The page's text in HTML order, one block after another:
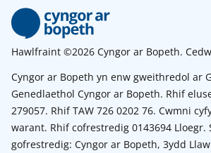
Hawlfraint ©2026 Cyngor ar Bopeth.
Cyngor ar Bopeth yn enw gweithredol ar
Genedlaethol Cyngor ar Bopeth. Rhif
279057. Rhif TAW 726 0202 76. Cwmni
warant. Rhif cofrestredig 0143694 Lloegr.
gofrestredig: Cyngor ar Bopeth, 3ydd